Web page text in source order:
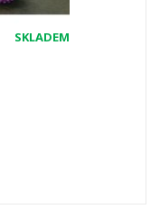
SKLADEM